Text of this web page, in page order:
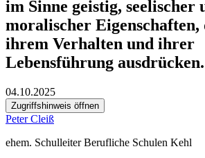
im Sinne geistig, seelischer
moralischer Eigenschaften,
ihrem Verhalten und ihrer
Lebensführung ausdrücken.
04.10.2025
Zugriffshinweis öffnen
Peter Cleiß
ehem. Schulleiter Berufliche Schulen Kehl